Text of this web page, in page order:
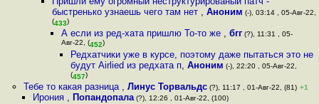
быстренько узнаешь чего там нет , Аноним (-), 03:14 , 05-Авг-22,
(433)
А если из ред-хата пришлю То-то же , бгг(?), 11:31 , 05-
Авг-22, (452)
Редхатчики уже в курсе, поэтому даже пытаться это не
будут Airlied из редхата п,Аноним (-), 22:20 , 05-Авг-22,
(457)
Тебе то какая разница , Линус Торвальдс(?), 11:17 , 01-Авг-22, (81) +1
Ирония , Попандопала(?), 12:26 , 01-Авг-22, (100)